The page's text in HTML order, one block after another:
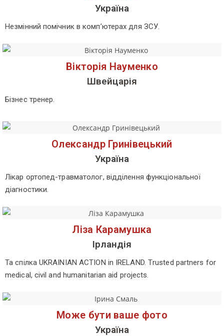
Україна
Незмінний помічник в комп’ютерах для ЗСУ.
Вікторія Науменко
Швейцарія
Бізнес тренер.
Олександр Гринівецький
Україна
Лікар ортопед-травматолог, відділення функціональної
діагностики.
Ліза Карамушка
Ірландія
Та спілка UKRAINIAN ACTION in IRELAND. Тrusted partners for
medical, civil and humanitarian aid projects.
Може бути ваше фото
Україна